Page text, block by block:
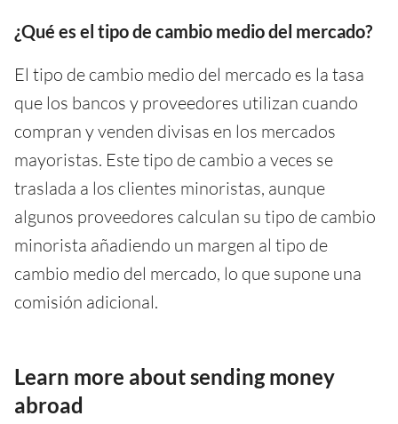
¿Qué es el tipo de cambio medio del mercado?
El tipo de cambio medio del mercado es la tasa
que los bancos y proveedores utilizan cuando
compran y venden divisas en los mercados
mayoristas. Este tipo de cambio a veces se
traslada a los clientes minoristas, aunque
algunos proveedores calculan su tipo de cambio
minorista añadiendo un margen al tipo de
cambio medio del mercado, lo que supone una
comisión adicional.
Learn more about sending money
abroad